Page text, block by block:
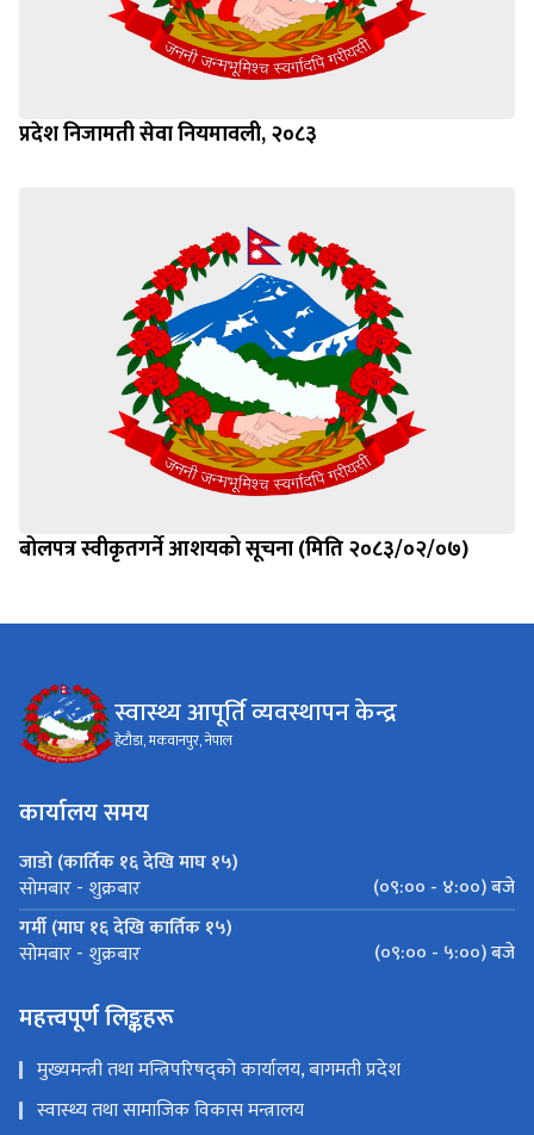
प्रदेश निजामती सेवा नियमावली, २०८३
बोलपत्र स्वीकृतगर्ने आशयको सूचना (मिति २०८३/०२/०७)
स्वास्थ्य आपूर्ति व्यवस्थापन केन्द्र
हेटौडा, मकवानपुर, नेपाल
कार्यालय समय
जाडो (कार्तिक १६ देखि माघ १५)
सोमबार - शुक्रबार
(०९:०० - ४:००) बजे
गर्मी (माघ १६ देखि कार्तिक १५)
सोमबार - शुक्रबार (०९:०० - ५:००) बजे
महत्त्वपूर्ण लिङ्कहरू
मुख्यमन्त्री तथा मन्त्रिपरिषद्को कार्यालय, बागमती प्रदेश
स्वास्थ्य तथा सामाजिक विकास मन्त्रालय